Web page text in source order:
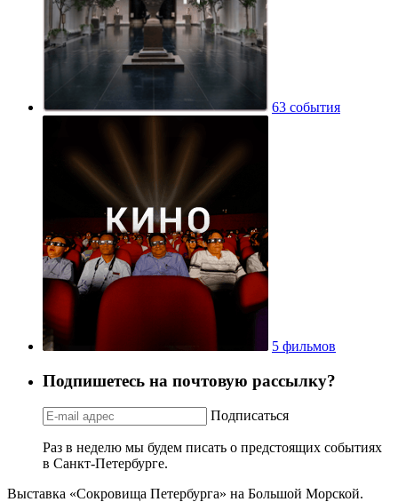
63 события
5 фильмов
Подпишетесь на почтовую рассылку?
Подписаться
Раз в неделю мы будем писать о предстоящих событиях
в Санкт-Петербурге.
Выставка «Сокровища Петербурга» на Большой Морской.